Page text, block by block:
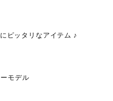
ピッタリなアイテム ♪
モデル